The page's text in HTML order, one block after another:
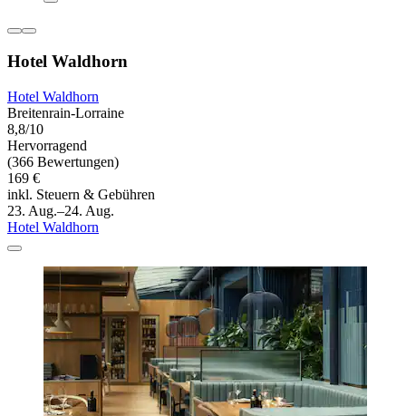
Hotel Waldhorn
Hotel Waldhorn
Breitenrain-Lorraine
8,8/10
Hervorragend
(366 Bewertungen)
169 €
inkl. Steuern & Gebühren
23. Aug.–24. Aug.
Hotel Waldhorn